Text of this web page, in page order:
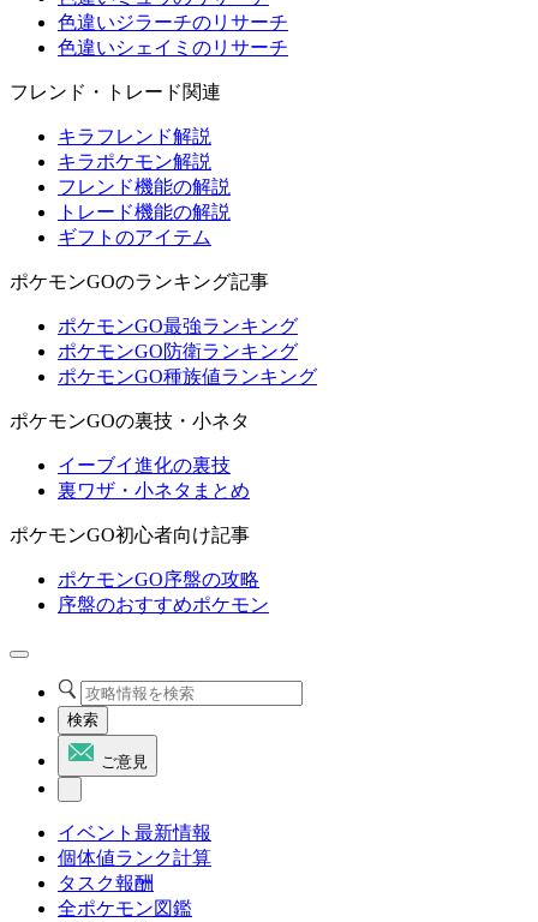
色違いジラーチのリサーチ
色違いシェイミのリサーチ
フレンド・トレード関連
キラフレンド解説
キラポケモン解説
フレンド機能の解説
トレード機能の解説
ギフトのアイテム
ポケモンGOのランキング記事
ポケモンGO最強ランキング
ポケモンGO防衛ランキング
ポケモンGO種族値ランキング
ポケモンGOの裏技・小ネタ
イーブイ進化の裏技
裏ワザ・小ネタまとめ
ポケモンGO初心者向け記事
ポケモンGO序盤の攻略
序盤のおすすめポケモン
検索
ご意見
イベント最新情報
個体値ランク計算
タスク報酬
全ポケモン図鑑